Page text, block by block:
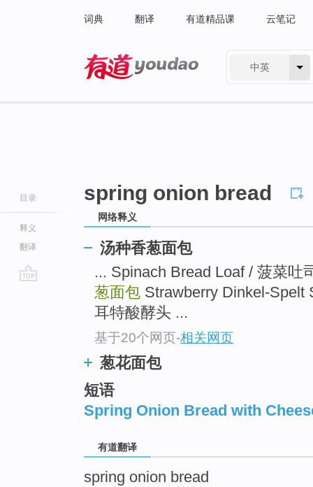
词典 翻译 有道精品课 云笔记
中英
目录
释义
翻译
spring onion bread
网络释义
汤种香葱面包
... Spinach Bread Loaf / 菠菜吐
葱面包 Strawberry Dinkel-Spelt
耳特酸酵头 ...
基于20个网页-相关网页
葱花面包
短语
Spring Onion Bread with
有道翻译
spring onion bread